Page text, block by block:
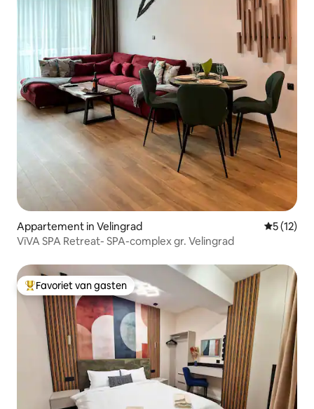
Appartement in Velingrad
5 (12)
ViVA SPA Retreat- SPA-complex gr. Velingrad
Topfavoriet van gasten
Favoriet van gasten